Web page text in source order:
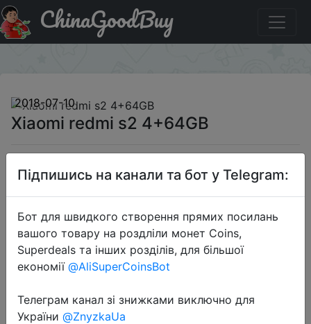
Промокод на знижку IT$MPS2 Xiaomi redmi s2 4+64GB
ChinaGoodBuy
2018-07-10
Xiaomi redmi s2 4+64GB
$159.99
Промокод: "IT$MPS2 "
Перейти до магазину
Підпишись на канали та бот у Telegram:
Бот для швидкого створення прямих посилань
вашого товару на роздліли монет Coins,
Superdeals та інших розділів, для більшої
економії @AliSuperCoinsBot
Телеграм канал зі знижками виключно для
України @ZnyzkaUa